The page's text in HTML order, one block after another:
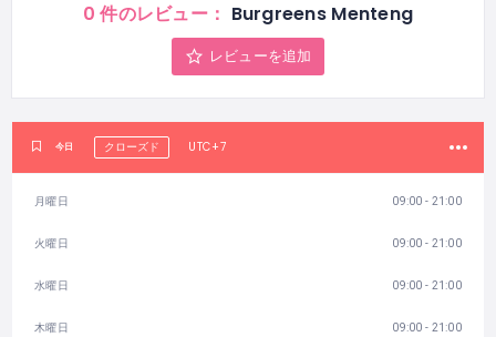
0 件のレビュー： Burgreens Menteng
レビューを追加
今日 クローズド UTC+7
月曜日 09:00 - 21:00
火曜日 09:00 - 21:00
水曜日 09:00 - 21:00
木曜日 09:00 - 21:00